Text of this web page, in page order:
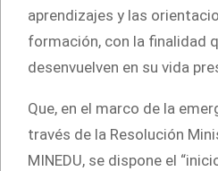
aprendizajes y las
formación, con la finalidad
desenvuelven en su vida
Que, en el marco de la
través de la Resolución
MINEDU, se dispone el